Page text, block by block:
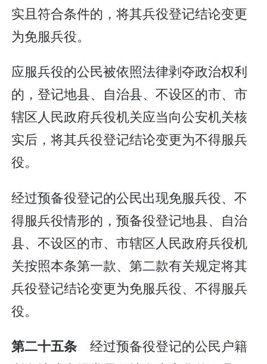
实且符合条件的，将其兵役登记结论变更
为免服兵役。
应服兵役的公民被依照法律剥夺政治权利
的，登记地县、自治县、不设区的市、市
辖区人民政府兵役机关应当向公安机关核
实后，将其兵役登记结论变更为不得服兵
役。
经过预备役登记的公民出现免服兵役、不
得服兵役情形的，预备役登记地县、自治
县、不设区的市、市辖区人民政府兵役机
关按照本条第一款、第二款有关规定将其
兵役登记结论变更为免服兵役、不得服兵
役。
第二十五条经过预备役登记的公民户籍